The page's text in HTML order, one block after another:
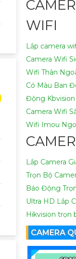
WIFI
Lắp camera
Camera Wifi
Wifi Thân
Có Màu Ban
Động Kbvision
Camera Wifi
Wifi Imou
Lắp Camera
Trọn Bộ
Báo Động
Ultra HD Lắp
Hikvision trọn
CAMERA